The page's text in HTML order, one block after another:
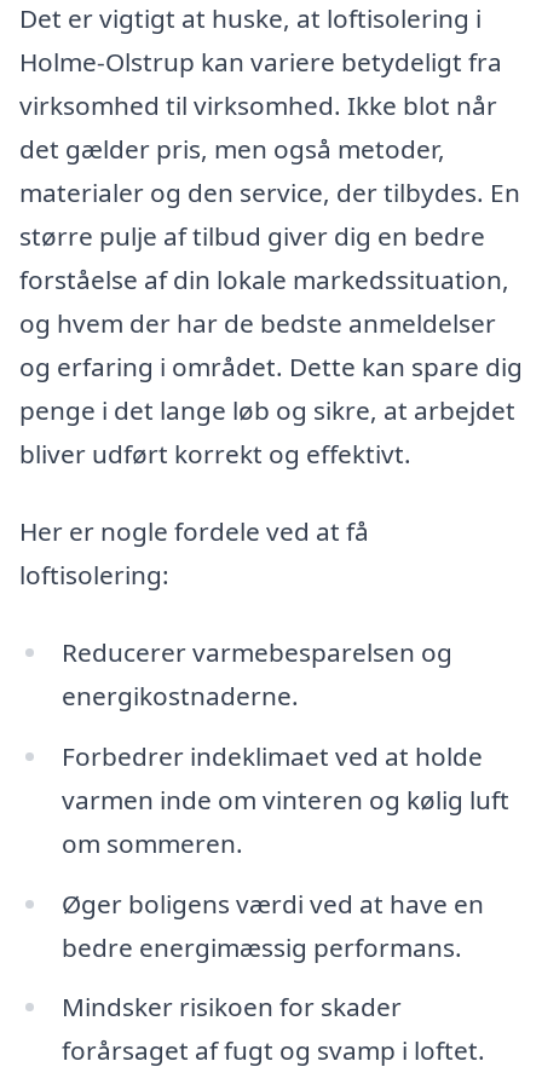
Det er vigtigt at huske, at loftisolering i
Holme-Olstrup kan variere betydeligt fra
virksomhed til virksomhed. Ikke blot når
det gælder pris, men også metoder,
materialer og den service, der tilbydes. En
større pulje af tilbud giver dig en bedre
forståelse af din lokale markedssituation,
og hvem der har de bedste anmeldelser
og erfaring i området. Dette kan spare dig
penge i det lange løb og sikre, at arbejdet
bliver udført korrekt og effektivt.
Her er nogle fordele ved at få
loftisolering:
Reducerer varmebesparelsen og
energikostnaderne.
Forbedrer indeklimaet ved at holde
varmen inde om vinteren og kølig luft
om sommeren.
Øger boligens værdi ved at have en
bedre energimæssig performans.
Mindsker risikoen for skader
forårsaget af fugt og svamp i loftet.